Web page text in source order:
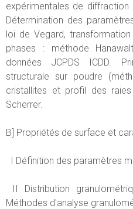
expérimentales de
Détermination des
loi de Vegard,
phases : méthode
données JCPDS ICDD.
structurale sur poudre
cristallites et profil des
Scherrer.
B] Propriétés de surface et
I Définition des paramètres
II Distribution
Méthodes d'analyse